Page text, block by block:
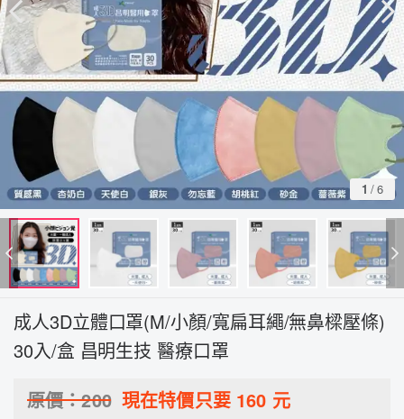
1 /6
成人3D立體口罩(M/小顏/寬扁耳繩/無鼻樑壓條)
30入/盒 昌明生技 醫療口罩
原價：200 現在特價只要 160 元